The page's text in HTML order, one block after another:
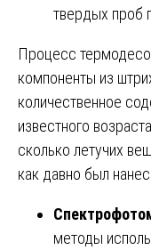
твердых проб
Процесс
компоненты из
количественное
известного
сколько летучих
как давно был
методы